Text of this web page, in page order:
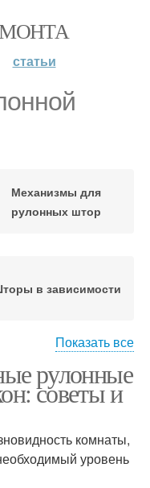
статьи
Механизмы для
рулонных штор
в зависимости
механизм
Рулонная штора
Показать все
рулонные
советы и
комнаты,
уровень